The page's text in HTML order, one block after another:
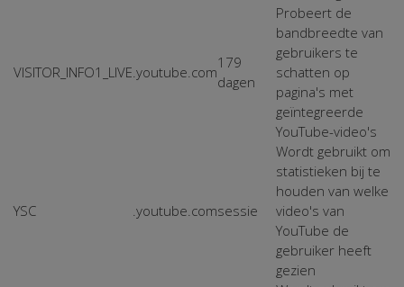
VISITOR_INFO1_LIVE .youtube.com
179
dagen
Probeert de
bandbreedte van
gebruikers te
schatten op
pagina's met
geïntegreerde
YouTube-video's
YSC .youtube.comsessie
Wordt gebruikt om
statistieken bij te
houden van welke
video's van
YouTube de
gebruiker heeft
gezien